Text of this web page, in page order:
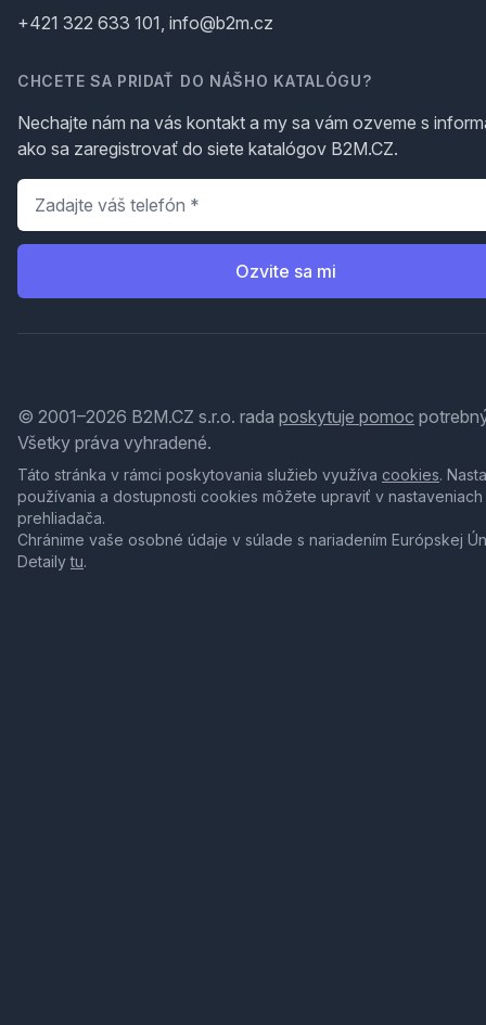
+421 322 633 101, info@b2m.cz
CHCETE SA PRIDAŤ DO NÁŠHO KATALÓGU?
Nechajte nám na vás kontakt a my sa vám ozveme s
ako sa zaregistrovať do siete katalógov B2M.CZ.
Telefón
Ozvite sa mi
© 2001–2026 B2M.CZ s.r.o. rada poskytuje pomoc
Všetky práva vyhradené.
Táto stránka v rámci poskytovania služieb využíva cookies.
používania a dostupnosti cookies môžete upraviť v nastaveniach
prehliadača.
Chránime vaše osobné údaje v súlade s nariadením Európskej
Detailytu.